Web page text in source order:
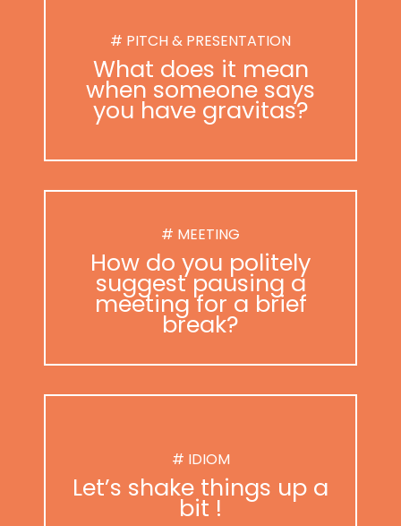
# PITCH & PRESENTATION
What does it mean
when someone says
you have gravitas?
# MEETING
How do you politely
suggest pausing a
meeting for a brief
break?
# IDIOM
Let’s shake things up a
bit !